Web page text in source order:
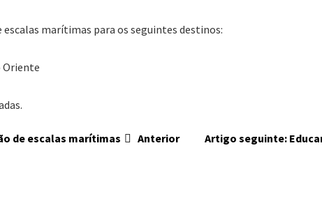
marítimas para os seguintes destinos:
Oriente
de escalas marítimas Anterior Artigo seguinte: